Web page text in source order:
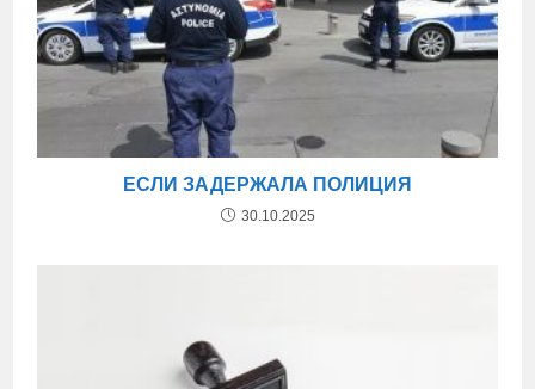
ЕСЛИ ЗАДЕРЖАЛА ПОЛИЦИЯ
30.10.2025